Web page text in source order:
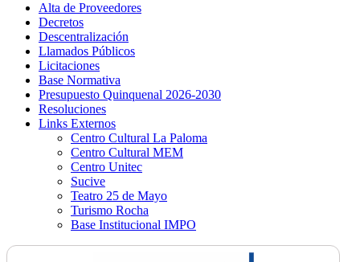
Alta de Proveedores
Decretos
Descentralización
Llamados Públicos
Licitaciones
Base Normativa
Presupuesto Quinquenal 2026-2030
Resoluciones
Links Externos
Centro Cultural La Paloma
Centro Cultural MEM
Centro Unitec
Sucive
Teatro 25 de Mayo
Turismo Rocha
Base Institucional IMPO